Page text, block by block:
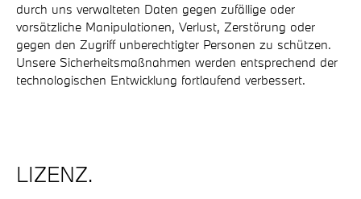
durch uns verwalteten Daten gegen zufällige oder
vorsätzliche Manipulationen, Verlust, Zerstörung oder
gegen den Zugriff unberechtigter Personen zu schützen.
Unsere Sicherheitsmaßnahmen werden entsprechend der
technologischen Entwicklung fortlaufend verbessert.
LIZENZ.